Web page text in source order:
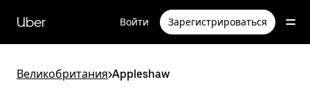
перейти
к
содержимому
Uber Войти Зарегистрироваться
Великобритания>Appleshaw